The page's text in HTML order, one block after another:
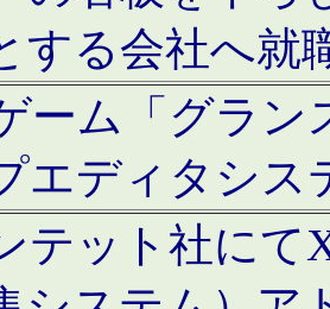
する会社へ就
ーム「グラン
エディタシス
テット社にて